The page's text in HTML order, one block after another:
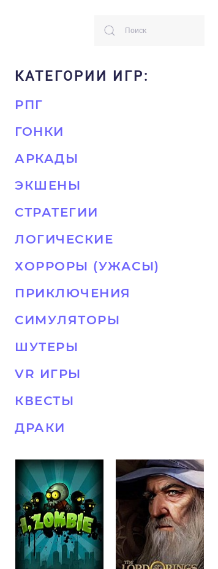
КАТЕГОРИИ ИГР:
РПГ
ГОНКИ
АРКАДЫ
ЭКШЕНЫ
СТРАТЕГИИ
ЛОГИЧЕСКИЕ
ХОРРОРЫ (УЖАСЫ)
ПРИКЛЮЧЕНИЯ
СИМУЛЯТОРЫ
ШУТЕРЫ
VR ИГРЫ
КВЕСТЫ
ДРАКИ